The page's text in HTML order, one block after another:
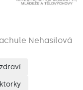
Nehasilová
zdraví